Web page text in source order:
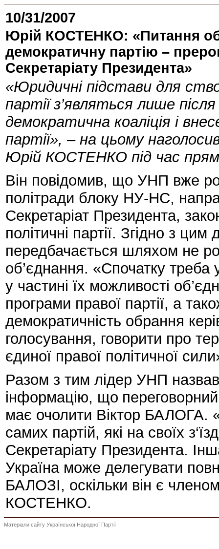
10/31/2007
Юрій КОСТЕНКО: «Питання
демократичну партію –
Секретаріату Президента»
«Юридичні підстави для
партії з’являться лише
демократична коаліція і
партії», – на цьому
Юрій КОСТЕНКО під час
Він повідомив, що УНП вже
політради блоку НУ-НС,
Секретаріат Президента,
політичні партії. Згідно з
передбачається шляхом не
об’єднання. «Спочатку треба
у частині їх можливості
програми правої партії, а
демократичність обрання
голосування, говорити про
єдиної правої політичної
Разом з тим лідер УНП
інформацію, що
має очолити Віктор БАЛОГА.
самих партій, які на своїх
Секретаріату Президента.
Україна може делегувати
БАЛОЗІ, оскільки він є
КОСТЕНКО.
Матеріали сайту Української Народної Партії